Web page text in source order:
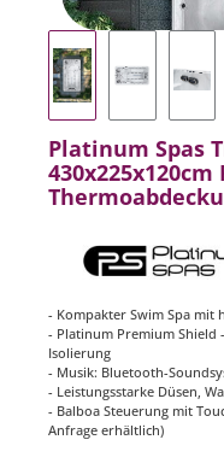
Platinum Spas
- Kompakter Swim Spa mit
- Platinum Premium
Isolierung
- Musik: Bluetooth-
- Leistungsstarke Düsen,
- Balboa Steuerung mit
Anfrage erhältlich)